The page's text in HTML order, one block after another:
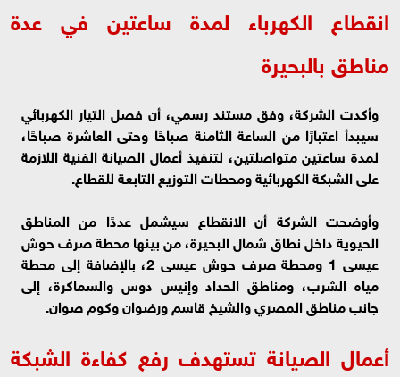
انقطاع الكهرباء لمدة ساعتين في عدة
مناطق بالبحيرة
وأكدت الشركة، وفق مستند رسمي، أن فصل التيار الكهربائي
سيبدأ اعتبارًا من الساعة الثامنة صباحًا وحتى العاشرة صباحًا،
لمدة ساعتين متواصلتين، لتنفيذ أعمال الصيانة الفنية اللازمة
على الشبكة الكهربائية ومحطات التوزيع التابعة للقطاع.
وأوضحت الشركة أن الانقطاع سيشمل عددًا من المناطق
الحيوية داخل نطاق شمال البحيرة، من بينها محطة صرف حوش
عيسى 1 ومحطة صرف حوش عيسى 2، بالإضافة إلى محطة
مياه الشرب، ومناطق الحداد وإنيس دوس والسماكرة، إلى
جانب مناطق المصري والشيخ قاسم ورضوان وكوم صوان.
أعمال الصيانة تستهدف رفع كفاءة الشبكة